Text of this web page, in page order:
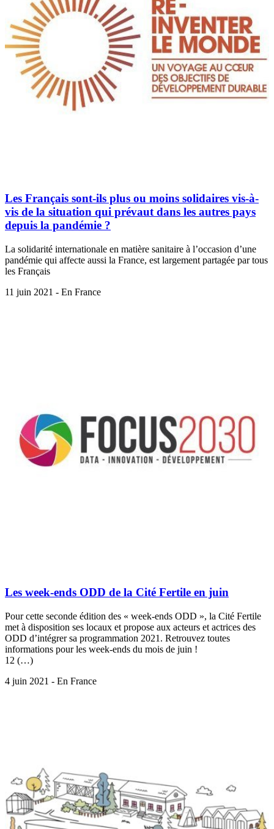
Les Français sont-ils plus ou moins solidaires vis-à-
vis de la situation qui prévaut dans les autres pays
depuis la pandémie ?
La solidarité internationale en matière sanitaire à l’occasion d’une
pandémie qui affecte aussi la France, est largement partagée par tous
les Français
11 juin 2021 - En France
Les week-ends ODD de la Cité Fertile en juin
Pour cette seconde édition des « week-ends ODD », la Cité Fertile
met à disposition ses locaux et propose aux acteurs et actrices des
ODD d’intégrer sa programmation 2021. Retrouvez toutes
informations pour les week-ends du mois de juin !
12 (…)
4 juin 2021 - En France